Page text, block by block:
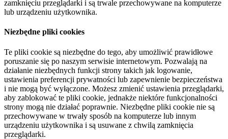
zamknięciu przeglądarki i są trwale przechowywane na komputerze
lub urządzeniu użytkownika.
Niezbędne pliki cookies
Te pliki cookie są niezbędne do tego, aby umożliwić prawidłowe
poruszanie się po naszym serwisie internetowym. Pozwalają na
działanie niezbędnych funkcji strony takich jak logowanie,
ustawienia preferencji prywatności lub zapewnienie bezpieczeństwa
i nie mogą być wyłączone. Możesz zmienić ustawienia przeglądarki,
aby zablokować te pliki cookie, jednakże niektóre funkcjonalności
strony mogą nie działać poprawnie. Niezbędne pliki cookie nie są
przechowywane w trwały sposób na komputerze lub innym
urządzeniu użytkownika i są usuwane z chwilą zamknięcia
przeglądarki.